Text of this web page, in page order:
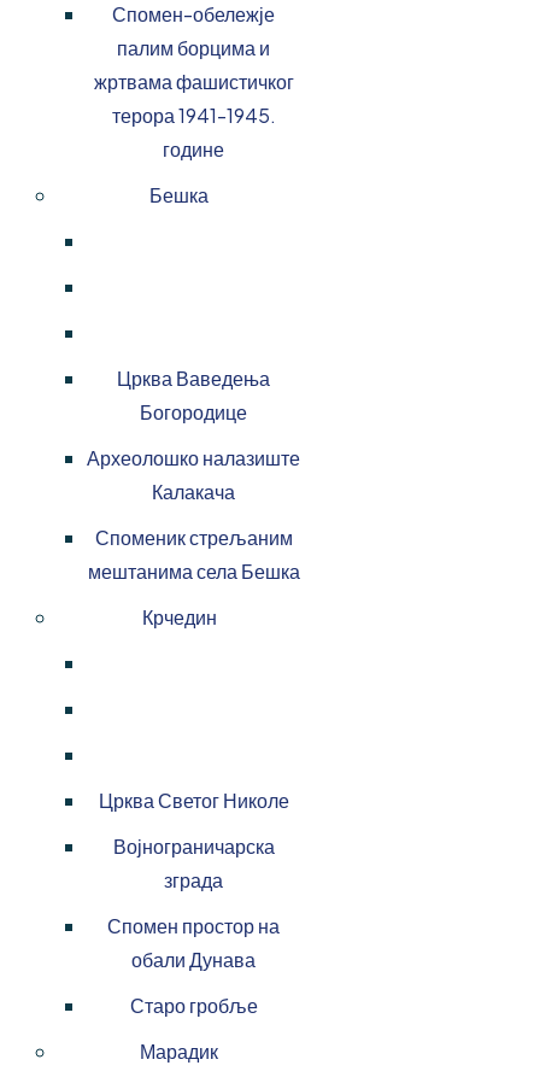
Спомен-обележје
палим борцима и
жртвама фашистичког
терора 1941-1945.
године
Бешка
Црква Ваведења
Богородице
Археолошко налазиште
Калакача
Споменик стрељаним
мештанима села Бешка
Крчедин
Црква Светог Николе
Војнограничарска
зграда
Спомен простор на
обали Дунава
Старо гробље
Марадик